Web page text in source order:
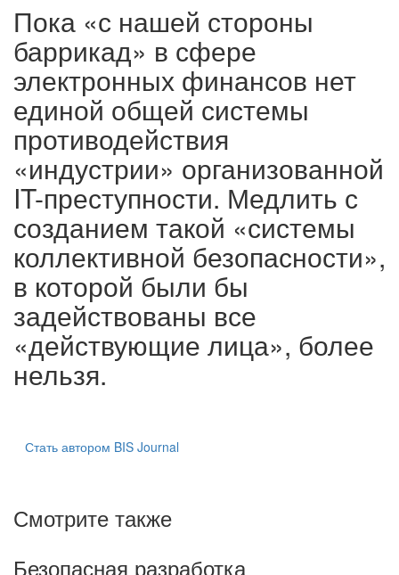
Пока «с нашей стороны
баррикад» в сфере
электронных финансов нет
единой общей системы
противодействия
«индустрии» организованной
IT-преступности. Медлить с
созданием такой «системы
коллективной безопасности»,
в которой были бы
задействованы все
«действующие лица», более
нельзя.
Стать автором BIS Journal
Смотрите также
Безопасная разработка